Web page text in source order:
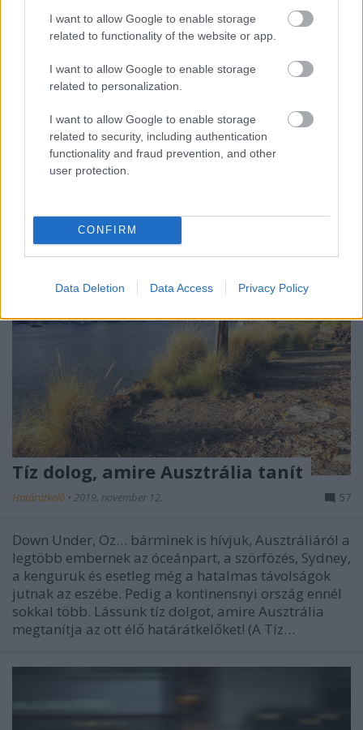
I want to allow Google to enable storage
related to functionality of the website or app.
I want to allow Google to enable storage
related to personalization.
I want to allow Google to enable storage
related to security, including authentication
functionality and fraud prevention, and other
user protection.
CONFIRM
Data Deletion Data Access Privacy Policy
Ha máshol élnél
Határátkelő•2019. november 26.
A külföldi élettel kapcsolatban az egyik állandó
az élet, mennyivel drágább vagy olcsóbb ez vagy az
és még sorolhatnám. A minap belefutottam egy régi,
hat évvel ezelőtti posztba, amiben az If it were my
home (egyébként egészen érdekes) oldal…
Tíz dolog, amire Ausztrália tanít
Határátkelő • 2019. november 12. 57
Down Under, Oz… bárminek is hívjuk, Ausztráliáról a
legtöbb embernek az óceánpart, a szörfözés, Sydney,
a kenguruk és esetleg még a hatalmas távolságok
jutnak az eszébe. Pedig a kontinensnyi ország ennél
sokkal több. Lássunk tíz dolgot, amire Ausztrália
megtanítja az ott élő határátkelőket! (A Tíz…